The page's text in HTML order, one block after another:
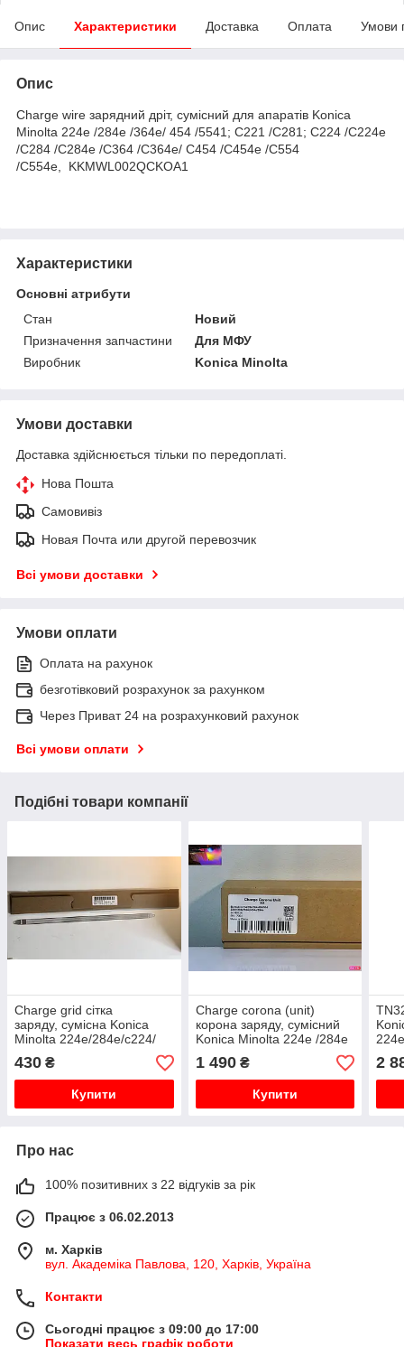
Опис Характеристики Доставка Оплата Умови
Опис
Charge wire зарядний дріт, сумісний для апаратів Konica
Minolta 224e /284e /364e/ 454 /5541; C221 /C281; C224 /C224e
/C284 /C284e /C364 /C364e/ C454 /C454e /C554
/C554e, KKMWL002QCKOA1
Характеристики
Основні атрибути
Стан
Новий
Призначення запчастини
Для МФУ
Виробник
Konica Minolta
Умови доставки
Доставка здійснюється тільки по передоплаті.
Нова Пошта
Самовивіз
Новая Почта или другой перевозчик
Всі умови доставки
Умови оплати
Оплата на рахунок
безготівковий розрахунок за рахунком
Через Приват 24 на розрахунковий рахунок
Всі умови оплати
Подібні товари компанії
Charge grid сітка
заряду, сумісна Konica
Minolta 224e/284e/с224/
с221/с284, PCR224
430 ₴
Купити
Charge corona (unit)
корона заряду, сумісний
Konica Minolta 224e /284e
/с224/с221/с284, 7054
1 490₴
Купити
tn-
2
Про нас
100% позитивних з 22 відгуків за рік
Працює з 06.02.2013
м. Харків
вул. Академіка Павлова, 120, Харків, Україна
Контакти
Сьогодні працює з 09:00 до 17:00
Показати весь графік роботи